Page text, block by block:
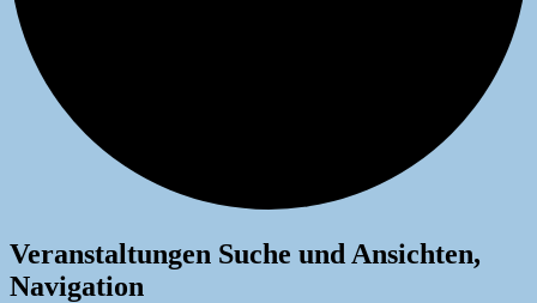
Veranstaltungen
für
Veranstaltungen Suche und Ansichten,
Navigation